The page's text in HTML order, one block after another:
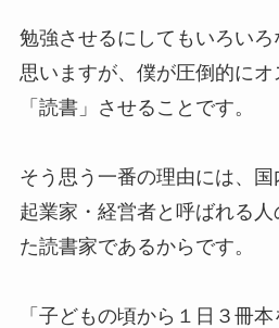
勉強させるにしてもいろい
思いますが、僕が圧倒的に
「読書」させることです。
そう思う一番の理由には、
起業家・経営者と呼ばれる
た読書家であるからです。
「子どもの頃から１日３冊